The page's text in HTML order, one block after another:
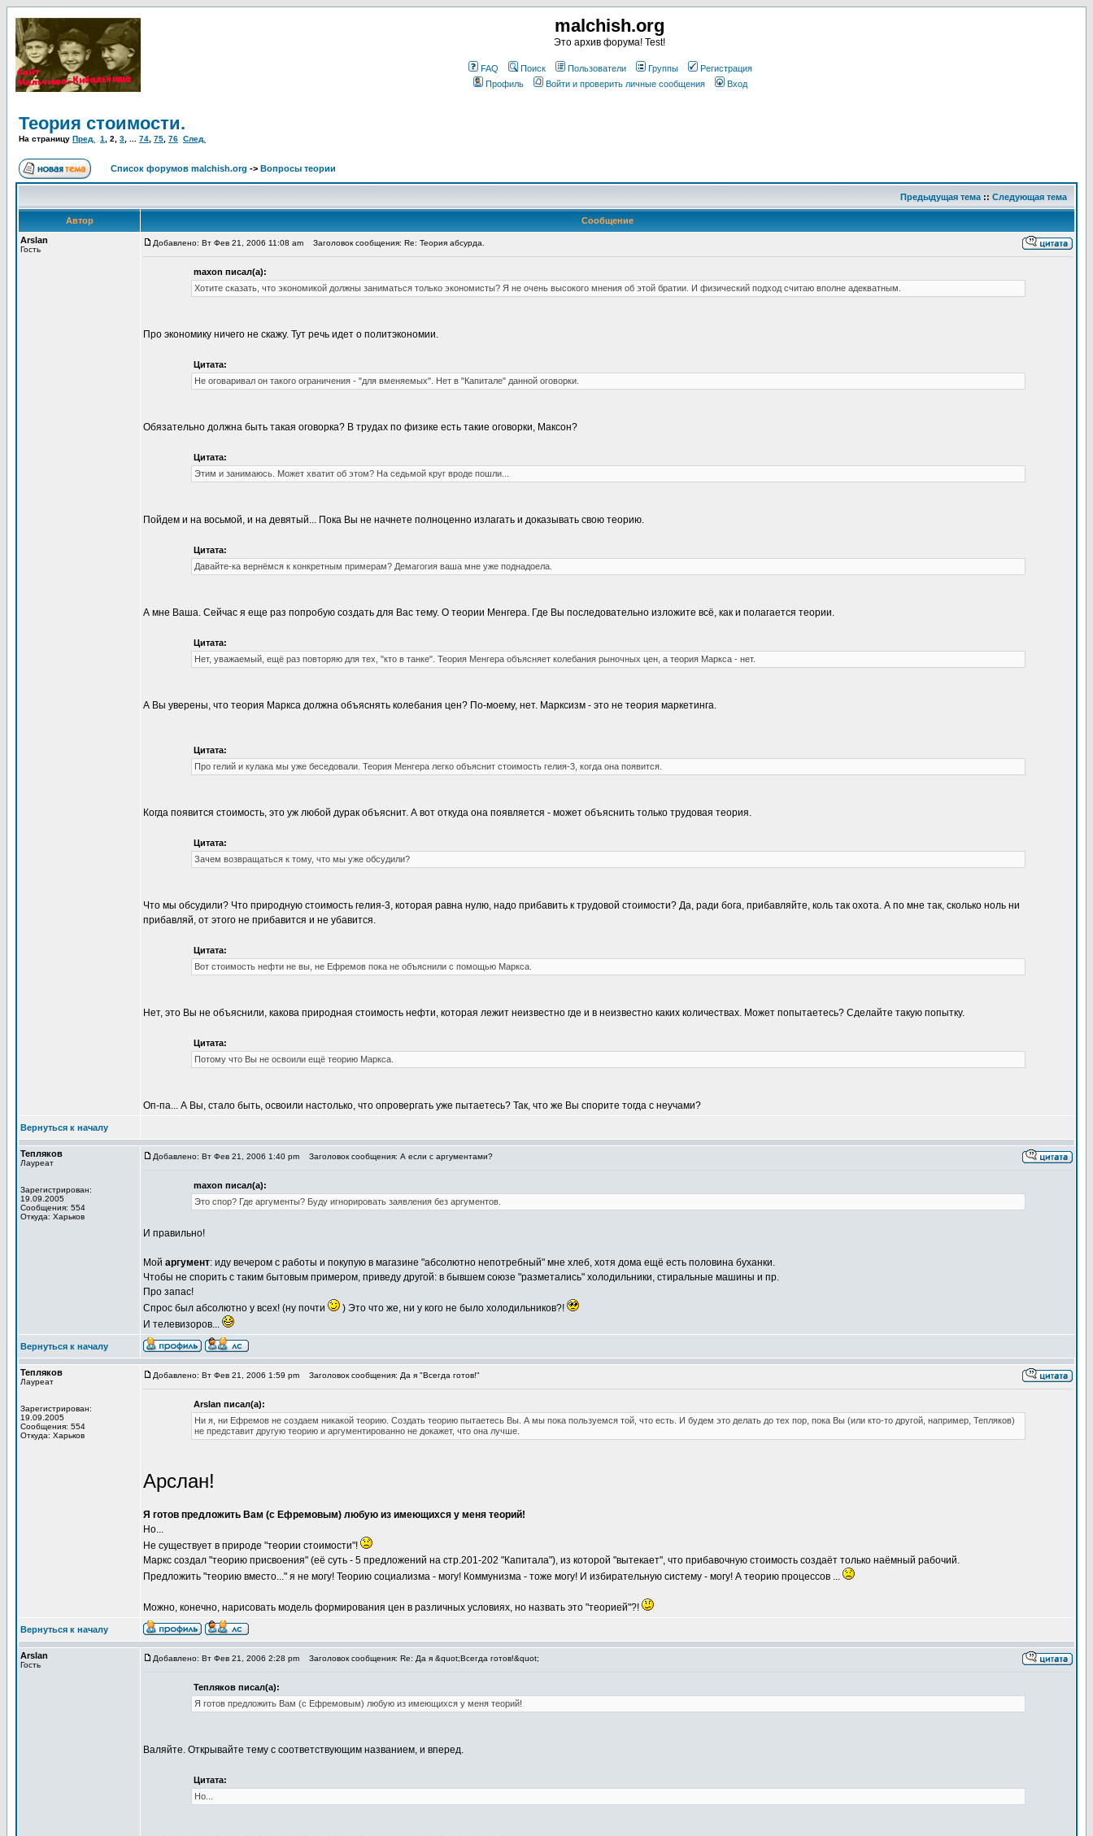
malchish.org
Это архив форума! Test!
FAQ Поиск Пользователи Группы
Регистрация
Профиль
Войти и проверить личные сообщения Вход
Теория стоимости.
На страницу Пред. 1 2 3 74 75 76 След.
Список форумов malchish.org -> Вопросы теории
Предыдущая тема :: Следующая тема
Автор
Сообщение
Arslan
Гость
Добавлено: Вт Фев 21, 2006 11:08 am Заголовок сообщения: Re: Теория абсурда.
maxon писал(а):
Хотите сказать, что экономикой должны заниматься только экономисты? Я не очень высокого мнения об этой братии. И физический подход считаю вполне адекватным.
Про экономику ничего не скажу. Тут речь идет о политэкономии.
Цитата:
Не оговаривал он такого ограничения - "для вменяемых". Нет в "Капитале" данной оговорки.
Обязательно должна быть такая оговорка? В трудах по физике есть такие оговорки, Максон?
Цитата:
Этим и занимаюсь. Может хватит об этом? На седьмой круг вроде пошли...
Пойдем и на восьмой, и на девятый... Пока Вы не начнете полноценно излагать и доказывать свою теорию.
Цитата:
Давайте-ка вернёмся к конкретным примерам? Демагогия ваша мне уже поднадоела.
А мне Ваша. Сейчас я еще раз попробую создать для Вас тему. О теории Менгера. Где Вы последовательно изложите всё, как и полагается теории.
Цитата:
Нет, уважаемый, ещё раз повторяю для тех, "кто в танке". Теория Менгера объясняет колебания рыночных цен, а теория Маркса - нет.
А Вы уверены, что теория Маркса должна объяснять колебания цен? По-моему, нет. Марксизм - это не теория маркетинга.
Цитата:
Про гелий и кулака мы уже беседовали. Теория Менгера легко объяснит стоимость гелия-3, когда она появится.
Когда появится стоимость, это уж любой дурак объяснит. А вот откуда она появляется - может объяснить только трудовая теория.
Цитата:
Зачем возвращаться к тому, что мы уже обсудили?
Что мы обсудили? Что природную стоимость гелия-3, которая равна нулю, надо прибавить к трудовой стоимости? Да, ради бога, прибавляйте, коль так охота. А по мне так, сколько ноль ни
прибавляй, от этого не прибавится и не убавится.
Цитата:
Вот стоимость нефти не вы, не Ефремов пока не объяснили с помощью Маркса.
Нет, это Вы не объяснили, какова природная стоимость нефти, которая лежит неизвестно где и в неизвестно каких количествах. Может попытаетесь? Сделайте такую попытку.
Цитата:
Потому что Вы не освоили ещё теорию Маркса.
Оп-па... А Вы, стало быть, освоили настолько, что опровергать уже пытаетесь? Так, что же Вы спорите тогда с неучами?
Вернуться к началу
Тепляков
Лауреат
Зарегистрирован:
19.09.2005
Сообщения: 554
Откуда: Харьков
Добавлено: Вт Фев 21, 2006 1:40 pm Заголовок сообщения: А если с аргументами?
maxon писал(а):
Это спор? Где аргументы? Буду игнорировать заявления без аргументов.
И правильно!
Мой аргумент: иду вечером с работы и покупую в магазине "абсолютно непотребный" мне хлеб, хотя дома ещё есть половина буханки.
Чтобы не спорить с таким бытовым примером, приведу другой: в бывшем союзе "разметались" холодильники, стиральные машины и пр.
Про запас!
Спрос был абсолютно у всех! (ну почти
) Это что же, ни у кого не было холодильников?!
И телевизоров...
Вернуться к началу
Тепляков
Лауреат
Зарегистрирован:
19.09.2005
Сообщения: 554
Откуда: Харьков
Добавлено: Вт Фев 21, 2006 1:59 pm Заголовок сообщения: Да я "Всегда готов!"
Arslan писал(а):
Ни я, ни Ефремов не создаем никакой теорию. Создать теорию пытаетесь Вы. А мы пока пользуемся той, что есть. И будем это делать до тех пор, пока Вы (или кто-то другой, например, Тепляков)
не представит другую теорию и аргументированно не докажет, что она лучше.
Арслан!
Я готов предложить Вам (с Ефремовым) любую из имеющихся у меня теорий!
Но...
Не существует в природе "теории стоимости"!
Маркс создал "теорию присвоения" (её суть - 5 предложений на стр.201-202 "Капитала"), из которой "вытекает", что прибавочную стоимость создаёт только наёмный рабочий.
Предложить "теорию вместо..." я не могу! Теорию социализма - могу! Коммунизма - тоже могу! И избирательную систему - могу! А теорию процессов ...
Можно, конечно, нарисовать модель формирования цен в различных условиях, но назвать это "теорией"?!
Вернуться к началу
Arslan
Гость
Добавлено: Вт Фев 21, 2006 2:28 pm Заголовок сообщения: Re: Да я &quot;Всегда готов!&quot;
Тепляков писал(а):
Я готов предложить Вам (с Ефремовым) любую из имеющихся у меня теорий!
Валяйте. Открывайте тему с соответствующим названием, и вперед.
Цитата:
Но...